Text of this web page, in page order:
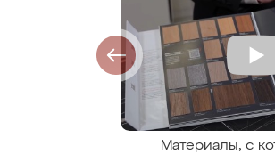
Материалы, с